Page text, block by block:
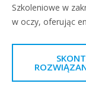
Szkoleniowe w
w oczy, oferując